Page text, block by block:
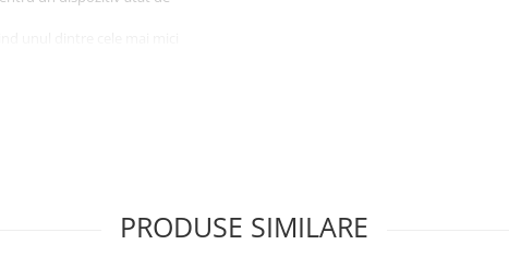
CR2032
printr-o simpla apasare dePRODUSE SIMILARE